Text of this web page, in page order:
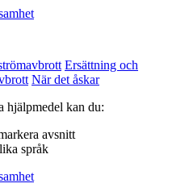
Ersättning och
När det åskar
hjälpmedel kan du:
avsnitt
språk